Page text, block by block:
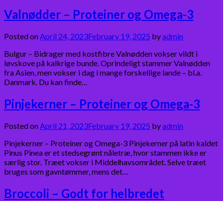
Valnødder – Proteiner og Omega-3
Posted onApril 24, 2023February 19, 2025 byadmin
Bulgur – Bidrager med kostfibre Valnødden vokser vildt i
løvskove på kalkrige bunde. Oprindeligt stammer Valnødden
fra Asien, men vokser i dag i mange forskellige lande – bl.a.
Danmark. Du kan finde…
Pinjekerner – Proteiner og Omega-3
Posted onApril 21, 2023February 19, 2025 byadmin
Pinjekerner – Proteiner og Omega-3 Pinjekerner på latin kaldet
Pinus Pinea er et stedsegrønt nåletræ, hvor stammen ikke er
særlig stor. Træet vokser i Middelhavsområdet. Selve træet
bruges som gavntømmer, mens det…
Broccoli – Godt for helbredet